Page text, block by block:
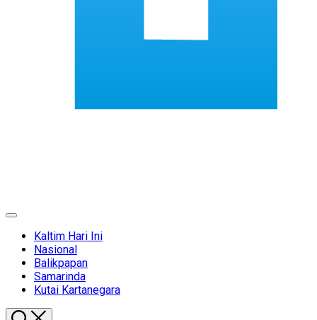
Expand
Current
Page
Parent
Kaltim Hari Ini
Current
Page
Parent
Nasional
Balikpapan
Samarinda
Kutai Kartanegara